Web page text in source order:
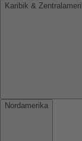
Karibik &
Nordamerika